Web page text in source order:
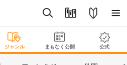
ジャンル まもなく公開 公式